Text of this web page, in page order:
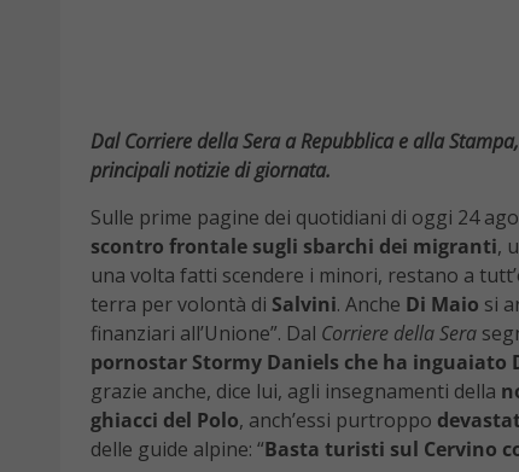
Dal Corriere della Sera a Repubblica e alla
principali notizie di giornata.
Sulle prime pagine dei quotidiani di oggi 24
scontro frontale sugli sbarchi dei migranti,
una volta fatti scendere i minori, restano a
terra per volontà di Salvini. Anche Di Maio si
finanziari all’Unione”. Dal Corriere della Sera
pornostar Stormy Daniels che ha inguaiato
grazie anche, dice lui, agli insegnamenti della
ghiacci del Polo, anch’essi purtroppo
delle guide alpine: “Basta turisti sul Cervino